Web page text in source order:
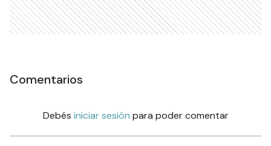
Comentarios
Debés iniciar sesión para poder comentar